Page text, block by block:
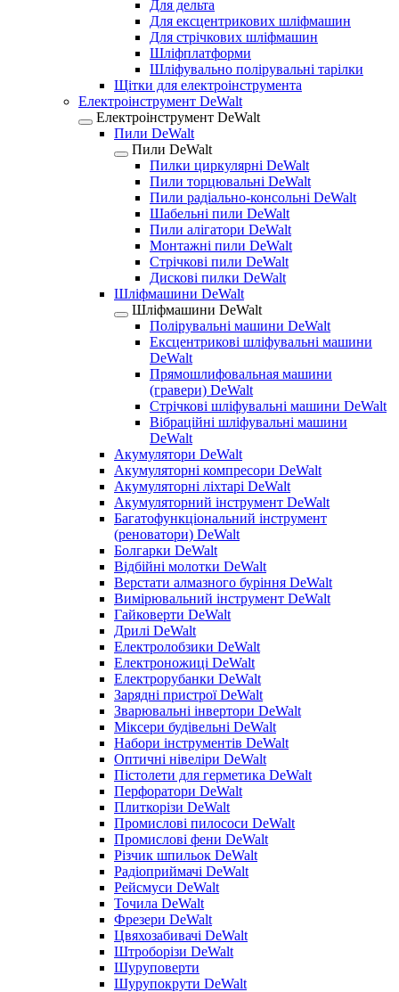
Для дельта
Для ексцентрикових шліфмашин
Для стрічкових шліфмашин
Шліфплатформи
Шліфувально полірувальні тарілки
Щітки для електроінструмента
Електроінструмент DeWalt
Електроінструмент DeWalt
Пили DeWalt
Пили DeWalt
Пилки циркулярні DeWalt
Пили торцювальні DeWalt
Пили радіально-консольні DeWalt
Шабельні пили DeWalt
Пили алігатори DeWalt
Монтажні пили DeWalt
Стрічкові пили DeWalt
Дискові пилки DeWalt
Шліфмашини DeWalt
Шліфмашини DeWalt
Полірувальні машини DeWalt
Ексцентрикові шліфувальні машини
DeWalt
Прямошлифовальная машини
(гравери) DeWalt
Стрічкові шліфувальні машини DeWalt
Вібраційні шліфувальні машини
DeWalt
Акумулятори DeWalt
Акумуляторні компресори DeWalt
Акумуляторні ліхтарі DeWalt
Акумуляторний інструмент DeWalt
Багатофункціональний інструмент
(реноватори) DeWalt
Болгарки DeWalt
Відбійні молотки DeWalt
Верстати алмазного буріння DeWalt
Вимірювальний інструмент DeWalt
Гайковерти DeWalt
Дрилі DeWalt
Електролобзики DeWalt
Електроножиці DeWalt
Електрорубанки DeWalt
Зарядні пристрої DeWalt
Зварювальні інвертори DeWalt
Міксери будівельні DeWalt
Набори інструментів DeWalt
Оптичні нівеліри DeWalt
Пістолети для герметика DeWalt
Перфоратори DeWalt
Плиткорізи DeWalt
Промислові пилососи DeWalt
Промислові фени DeWalt
Різчик шпильок DeWalt
Радіоприймачі DeWalt
Рейсмуси DeWalt
Точила DeWalt
Фрезери DeWalt
Цвяхозабивачі DeWalt
Штроборізи DeWalt
Шуруповерти
Шурупокрути DeWalt